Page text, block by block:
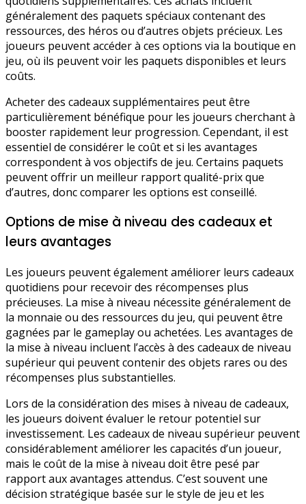
généralement des paquets spéciaux contenant des
ressources, des héros ou d’autres objets précieux. Les
joueurs peuvent accéder à ces options via la boutique en
jeu, où ils peuvent voir les paquets disponibles et leurs
coûts.
Acheter des cadeaux supplémentaires peut être
particulièrement bénéfique pour les joueurs cherchant à
booster rapidement leur progression. Cependant, il est
essentiel de considérer le coût et si les avantages
correspondent à vos objectifs de jeu. Certains paquets
peuvent offrir un meilleur rapport qualité-prix que
d’autres, donc comparer les options est conseillé.
Options de mise à niveau des cadeaux et
leurs avantages
Les joueurs peuvent également améliorer leurs cadeaux
quotidiens pour recevoir des récompenses plus
précieuses. La mise à niveau nécessite généralement de
la monnaie ou des ressources du jeu, qui peuvent être
gagnées par le gameplay ou achetées. Les avantages de
la mise à niveau incluent l’accès à des cadeaux de niveau
supérieur qui peuvent contenir des objets rares ou des
récompenses plus substantielles.
Lors de la considération des mises à niveau de cadeaux,
les joueurs doivent évaluer le retour potentiel sur
investissement. Les cadeaux de niveau supérieur peuvent
considérablement améliorer les capacités d’un joueur,
mais le coût de la mise à niveau doit être pesé par
rapport aux avantages attendus. C’est souvent une
décision stratégique basée sur le style de jeu et les